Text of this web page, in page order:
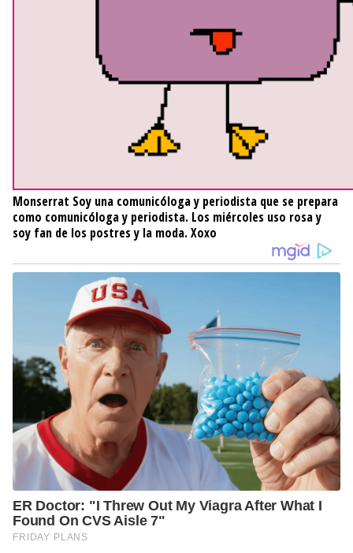
Monserrat Soy una comunicóloga y periodista que se prepara
como comunicóloga y periodista. Los miércoles uso rosa y
soy fan de los postres y la moda. Xoxo